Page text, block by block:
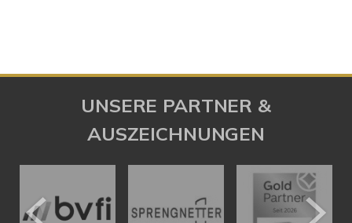
UNSERE PARTNER &
AUSZEICHNUNGEN